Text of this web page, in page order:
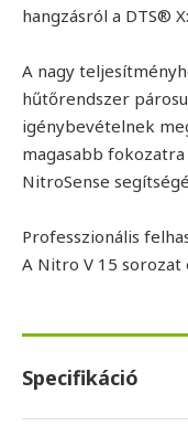
hangzásról a DTS®
A nagy
hűtőrendszer
igénybevételnek
magasabb
NitroSense
Professzionális
A Nitro V 15
Specifikáció